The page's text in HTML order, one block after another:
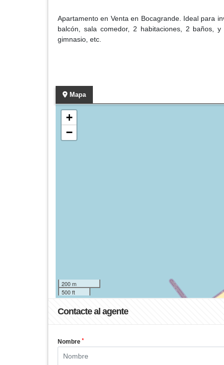
Apartamento en Venta en Bocagrande. Ideal para
balcón, sala comedor, 2 habitaciones, 2 baños,
gimnasio, etc.
Mapa
+
−
200 m
500 ft
Contacte al agente
Nombre *